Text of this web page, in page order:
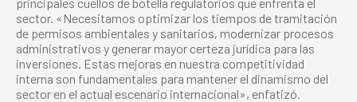
sector. «Necesitamos optimizar los tiempos de tramitación
de permisos ambientales y sanitarios, modernizar procesos
administrativos y generar mayor certeza jurídica para las
inversiones. Estas mejoras en nuestra competitividad
interna son fundamentales para mantener el dinamismo del
sector en el actual escenario internacional», enfatizó.